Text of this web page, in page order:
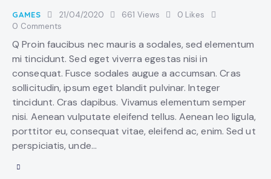
GAMES 21/04/2020 661 Views 0 Likes
0 Comments
Q Proin faucibus nec mauris a sodales, sed elementum
mi tincidunt. Sed eget viverra egestas nisi in
consequat. Fusce sodales augue a accumsan. Cras
sollicitudin, ipsum eget blandit pulvinar. Integer
tincidunt. Cras dapibus. Vivamus elementum semper
nisi. Aenean vulputate eleifend tellus. Aenean leo ligula,
porttitor eu, consequat vitae, eleifend ac, enim. Sed ut
perspiciatis, unde…